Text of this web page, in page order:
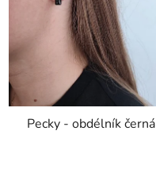
Pecky - obdélník černá